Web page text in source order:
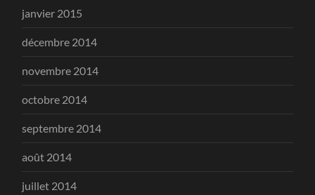
janvier 2015
décembre 2014
novembre 2014
octobre 2014
septembre 2014
août 2014
juillet 2014